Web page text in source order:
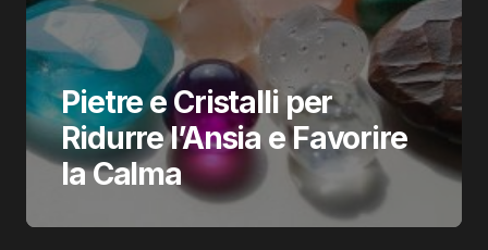
Pietre e Cristalli per
Ridurre l’Ansia e Favorire
la Calma